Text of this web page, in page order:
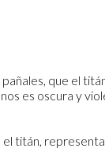
que el
es oscura y
titán,